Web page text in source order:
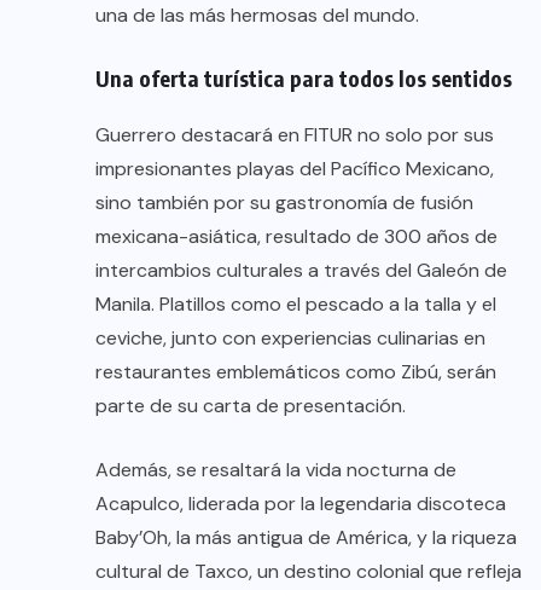
una de las más hermosas del mundo.
Una oferta turística para todos los sentidos
Guerrero destacará en FITUR no solo por sus
impresionantes playas del Pacífico Mexicano,
sino también por su gastronomía de fusión
mexicana-asiática, resultado de 300 años de
intercambios culturales a través del Galeón de
Manila. Platillos como el pescado a la talla y el
ceviche, junto con experiencias culinarias en
restaurantes emblemáticos como Zibú, serán
parte de su carta de presentación.
Además, se resaltará la vida nocturna de
Acapulco, liderada por la legendaria discoteca
Baby’Oh, la más antigua de América, y la riqueza
cultural de Taxco, un destino colonial que refleja